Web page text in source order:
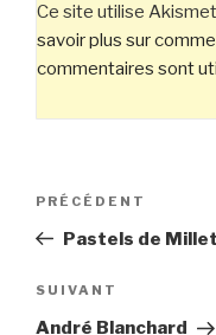
Ce site utilise
savoir plus sur
commentaires sont
Navigation
l’article
Article
précédent
PRÉCÉDENT
Pastels de
Article
suivant
SUIVANT
André Blanchard